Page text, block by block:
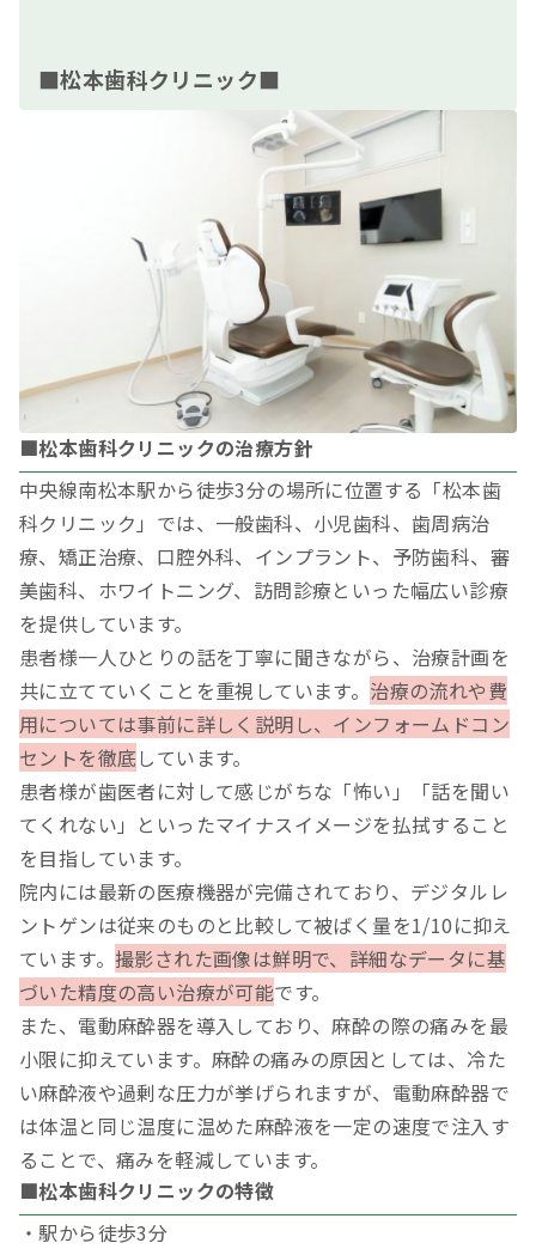
■松本歯科クリニック■
■松本歯科クリニックの治療方針
中央線南松本駅から徒歩3分の場所に位置する「松本歯
科クリニック」では、一般歯科、小児歯科、歯周病治
療、矯正治療、口腔外科、インプラント、予防歯科、審
美歯科、ホワイトニング、訪問診療といった幅広い診療
を提供しています。
患者様一人ひとりの話を丁寧に聞きながら、治療計画を
共に立てていくことを重視しています。 治療の流れや費
用については事前に詳しく説明し、インフォームドコン
セントを徹底 しています。
患者様が歯医者に対して感じがちな「怖い」「話を聞い
てくれない」といったマイナスイメージを払拭すること
を目指しています。
院内には最新の医療機器が完備されており、デジタルレ
ントゲンは従来のものと比較して被ばく量を1/10に抑え
ています。 撮影された画像は鮮明で、詳細なデータに基
づいた精度の高い治療が可能です。
また、電動麻酔器を導入しており、麻酔の際の痛みを最
小限に抑えています。麻酔の痛みの原因としては、冷た
い麻酔液や過剰な圧力が挙げられますが、電動麻酔器で
は体温と同じ温度に温めた麻酔液を一定の速度で注入す
ることで、痛みを軽減しています。
■松本歯科クリニックの特徴
・駅から徒歩3分